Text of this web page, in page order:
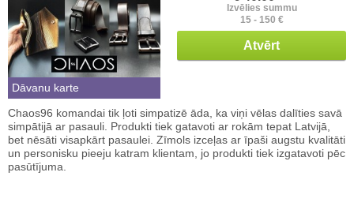
Dāvanu karte
Izvēlies summu
15 - 150 €
Atvērt
Chaos96 komandai tik ļoti simpatizē āda, ka viņi vēlas dalīties savā
simpātijā ar pasauli. Produkti tiek gatavoti ar rokām tepat Latvijā,
bet nēsāti visapkārt pasaulei. Zīmols izceļas ar īpaši augstu kvalitāti
un personisku pieeju katram klientam, jo produkti tiek izgatavoti pēc
pasūtījuma.